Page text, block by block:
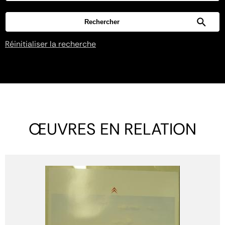
Réinitialiser la recherche
ŒUVRES EN RELATION